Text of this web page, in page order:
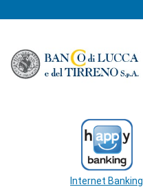
Internet Banking